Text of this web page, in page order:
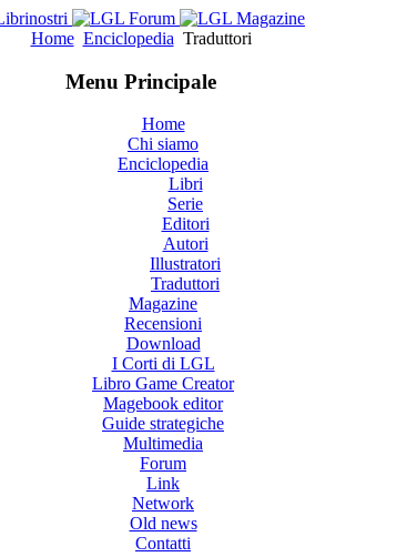
Home Enciclopedia Traduttori
Menu Principale
Home
Chi siamo
Enciclopedia
Libri
Serie
Editori
Autori
Illustratori
Traduttori
Magazine
Recensioni
Download
I Corti di LGL
Libro Game Creator
Magebook editor
Guide strategiche
Multimedia
Forum
Link
Network
Old news
Contatti